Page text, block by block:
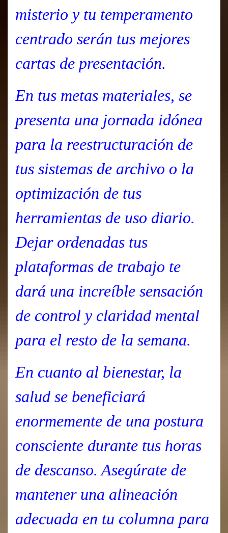
misterio y tu temperamento
centrado serán tus mejores
cartas de presentación.
En tus metas materiales, se
presenta una jornada idónea
para la reestructuración de
tus sistemas de archivo o la
optimización de tus
herramientas de uso diario.
Dejar ordenadas tus
plataformas de trabajo te
dará una increíble sensación
de control y claridad mental
para el resto de la semana.
En cuanto al bienestar, la
salud se beneficiará
enormemente de una postura
consciente durante tus horas
de descanso. Asegúrate de
mantener una alineación
adecuada en tu columna para